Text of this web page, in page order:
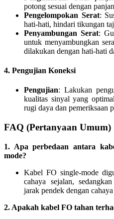
potong sesuai dengan
Pengelompokan Serat:
hati-hati, hindari tikungan
Penyambungan Serat:
untuk menyambungkan
dilakukan dengan hati-hati
4. Pengujian Koneksi
Pengujian: Lakukan
kualitas sinyal yang
rugi daya dan pemeriksaan
FAQ (Pertanyaan Umum)
1. Apa perbedaan antara
mode?
Kabel FO single-mode
cahaya sejalan,
jarak pendek dengan
2. Apakah kabel FO tahan